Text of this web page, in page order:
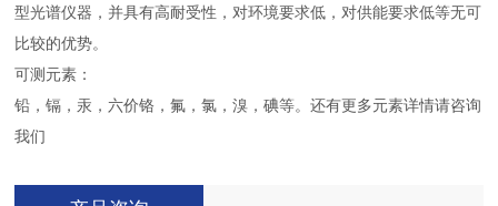
型光谱仪器，并具有高耐受性，对环境要求低，对供能要求低等无可
比较的优势。
可测元素：
铅，镉，汞，六价铬，氟，氯，溴，碘等。还有更多元素详情请咨询
我们